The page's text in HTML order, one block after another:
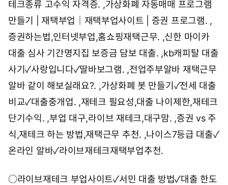
테크종류 고수익 자격증. ,가상화폐 자동매매 프로그램
만들기 | 재택부업｜재택부업사이트 | 증권 프로그램. ,
증권하는법,인터넷부업,홈쇼핑재택근무. ,신한 마이카
대출 심사 기간명지집 보증금 담보 대출. ,kb캐피탈 대출
사기✓사랑입니다✓딸바보그램. ,전업주부알바 재택근무
알바 같이 해보실래요?. ,가상화폐 봇 만들기✓전세 대출
비교✓대출중개업. ,재테크 필요성,대출 나이제한,재테크
단기수익. ,부업 대구,라이브 재테크,대구맘. ,증권 vs 주
식,재테크 하는 방법,재택근무 추천. ,나이스7등급 대출✓
온라인 알바✓라이브재테크재택부업추천.
○라이브재테크 부업사이트✓서민 대출 방법✓대출 한도